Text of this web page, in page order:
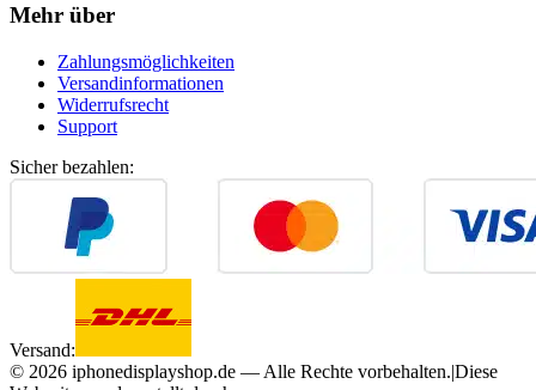
Mehr über
Zahlungsmöglichkeiten
Versandinformationen
Widerrufsrecht
Support
Sicher bezahlen:
Versand:
© 2026 iphonedisplayshop.de — Alle Rechte vorbehalten.|Diese